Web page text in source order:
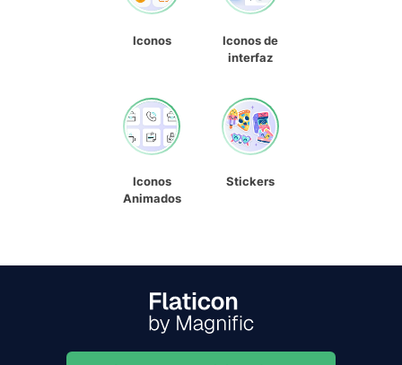
Iconos
Iconos de
interfaz
Iconos
Animados
Stickers